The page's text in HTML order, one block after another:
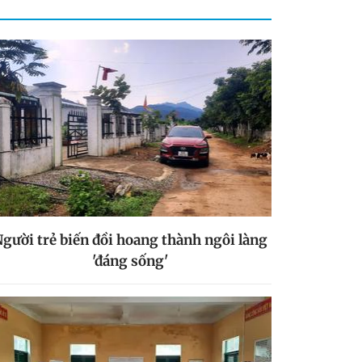
trẻ biến đồi hoang thành ngôi làng
'đáng sống'